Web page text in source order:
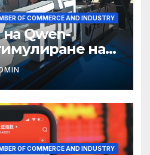
OF COMMERCE AND INDUSTRY
Qwen-
на
618
OF COMMERCE AND INDUSTRY